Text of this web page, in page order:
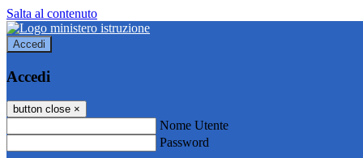
Salta al contenuto
Accedi
Accedi
button close ×
Nome Utente
Password